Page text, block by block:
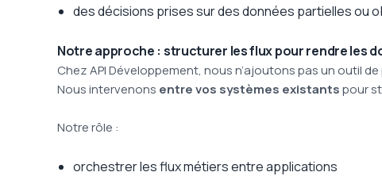
des décisions prises sur des données partielles ou
Notre approche : structurer les flux pour rendre les
Chez API Développement, nous n’ajoutons pas un outil de
Nous intervenons entre vos systèmes existantspour
Notre rôle :
orchestrer les flux métiers entre applications